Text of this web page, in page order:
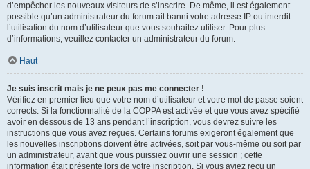
d’empêcher les nouveaux visiteurs de s’inscrire. De même, il est également
possible qu’un administrateur du forum ait banni votre adresse IP ou interdit
l’utilisation du nom d’utilisateur que vous souhaitez utiliser. Pour plus
d’informations, veuillez contacter un administrateur du forum.
Haut
Je suis inscrit mais je ne peux pas me connecter !
Vérifiez en premier lieu que votre nom d’utilisateur et votre mot de passe soient
corrects. Si la fonctionnalité de la COPPA est activée et que vous avez spécifié
avoir en dessous de 13 ans pendant l’inscription, vous devrez suivre les
instructions que vous avez reçues. Certains forums exigeront également que
les nouvelles inscriptions doivent être activées, soit par vous-même ou soit par
un administrateur, avant que vous puissiez ouvrir une session ; cette
information était présente lors de votre inscription. Si vous aviez reçu un